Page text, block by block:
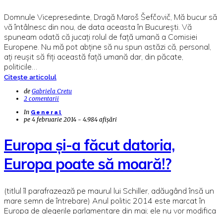
Domnule Vicepresedinte, Dragă Maroš Šefčovič, Mă bucur să
vă întâlnesc din nou, de data aceasta în București. Vă
spuneam odată că jucați rolul de față umană a Comisiei
Europene. Nu mă pot abține să nu spun astăzi că, personal,
ați reușit să fiți această față umană dar, din păcate,
politicile…
Citește articolul
de Gabriela Cretu
2 comentarii
In General
pe 4 februarie 2014 - 4.984 afișări
Europa și-a făcut datoria,
Europa poate să moară!?
(titlul îl parafrazează pe maurul lui Schiller, adăugând însă un
mare semn de întrebare) Anul politic 2014 este marcat în
Europa de alegerile parlamentare din mai; ele nu vor modifica